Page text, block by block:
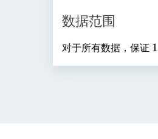
数据范围
对于所有数据，保证 1
1